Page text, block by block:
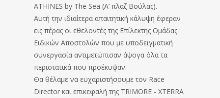
ATHINES by The Sea (A’ πλαζ Βούλας).
Αυτή την ιδιαίτερα απαιτητική κάλυψη έφεραν
εις πέρας οι εθελοντές της Επίλεκτης Ομάδας
Ειδικών Αποστολών που με υποδειγματική
συνεργασία αντιμετώπισαν άψογα όλα τα
περιστατικά που προέκυψαν.
Θα θέλαμε να ευχαριστήσουμε τον Race
Director και επικεφαλή της TRIMORE - XTERRA